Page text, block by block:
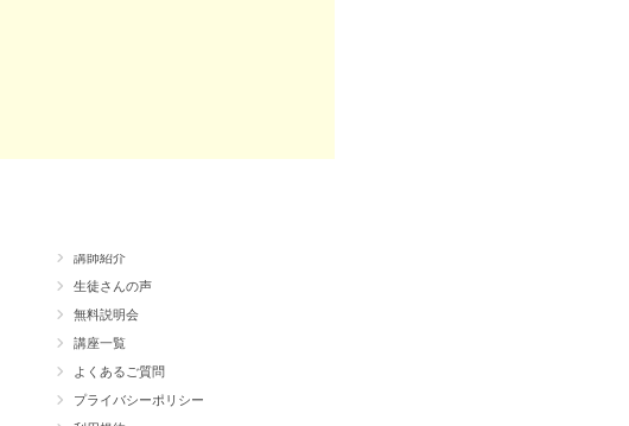
講師紹介
生徒さんの声
無料説明会
講座一覧
よくあるご質問
プライバシーポリシー